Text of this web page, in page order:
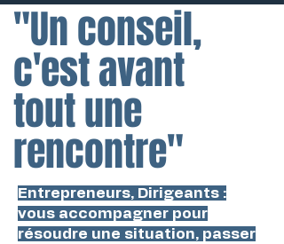
"Un conseil,
c'est avant
tout une
rencontre"
Entrepreneurs, Dirigeants :
vous accompagner pour
résoudre une situation, passer